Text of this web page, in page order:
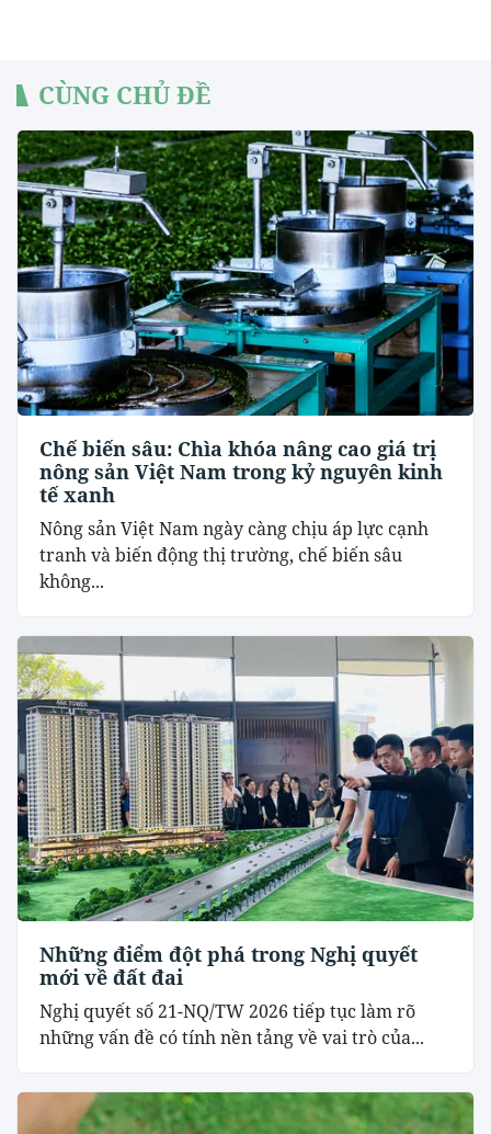
CÙNG CHỦ ĐỀ
Chế biến sâu: Chìa khóa nâng cao giá trị
nông sản Việt Nam trong kỷ nguyên kinh
tế xanh
Nông sản Việt Nam ngày càng chịu áp lực cạnh
tranh và biến động thị trường, chế biến sâu
không...
Những điểm đột phá trong Nghị quyết
mới về đất đai
Nghị quyết số 21-NQ/TW 2026 tiếp tục làm rõ
những vấn đề có tính nền tảng về vai trò của...